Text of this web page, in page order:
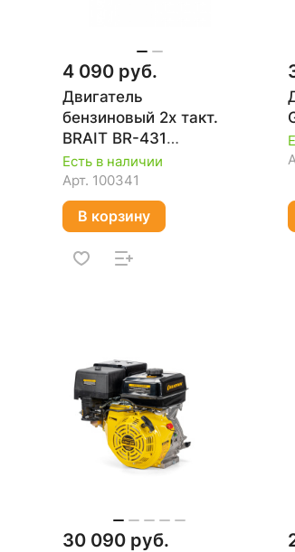
4 090 руб.
Двигатель
бензиновый 2х такт.
BRAIT BR-431
(1250Вт,объем
цил.43см3, 2-такт,с
воздуш.охлажд.)
Есть в наличии
Арт. 100341
В корзину
30 090 руб.